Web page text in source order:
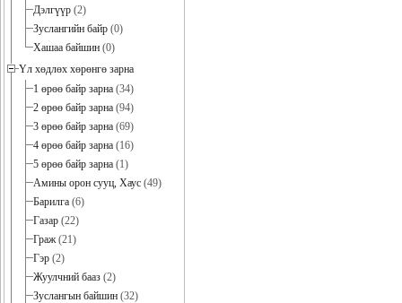
Дэлгүүр (2)
Зуслангийн байр (0)
Хашаа байшин (0)
Үл хөдлөх хөрөнгө зарна
1 өрөө байр зарна (34)
2 өрөө байр зарна (94)
3 өрөө байр зарна (69)
4 өрөө байр зарна (16)
5 өрөө байр зарна (1)
Амины орон сууц, Хаус (49)
Барилга (6)
Газар (22)
Граж(21)
Гэр (2)
Жуулчний бааз (2)
Зуслангын байшин (32)